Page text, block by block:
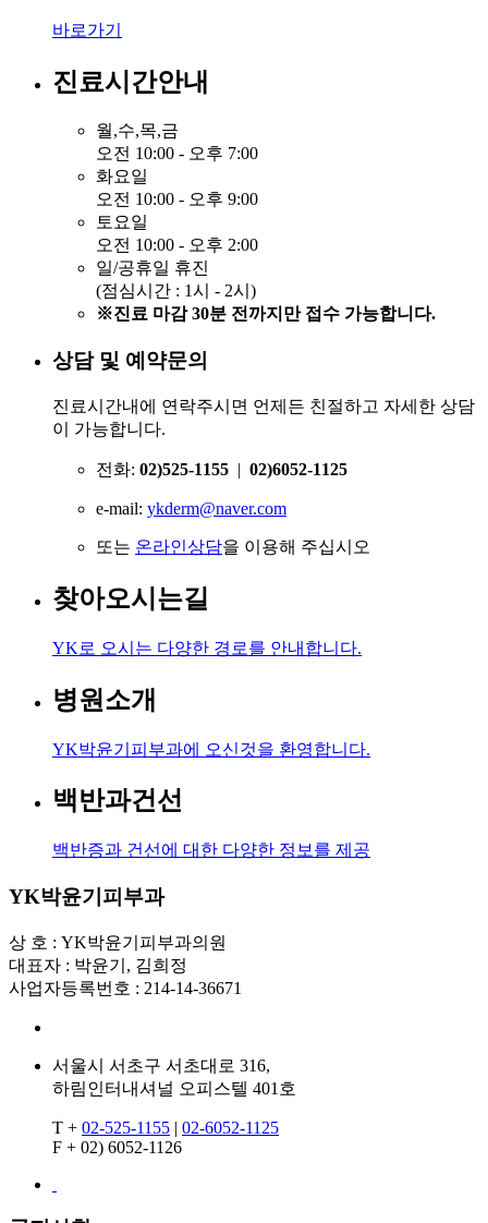
바로가기
진료시간안내
월,수,목,금
오전 10:00 - 오후 7:00
화요일
오전 10:00 - 오후 9:00
토요일
오전 10:00 - 오후 2:00
일/공휴일 휴진
(점심시간 : 1시 - 2시)
※진료 마감 30분 전까지만 접수 가능합니다.
상담 및 예약문의
진료시간내에 연락주시면 언제든 친절하고 자세한 상담
이 가능합니다.
전화: 02)525-1155 | 02)6052-1125
e-mail: ykderm@naver.com
또는 온라인상담을 이용해 주십시오
찾아오시는길
YK로 오시는 다양한 경로를 안내합니다.
병원소개
YK박윤기피부과에 오신것을 환영합니다.
백반과건선
백반증과 건선에 대한 다양한 정보를 제공
YK박윤기피부과
상 호 : YK박윤기피부과의원
대표자 : 박윤기, 김희정
사업자등록번호 : 214-14-36671
서울시 서초구 서초대로 316,
하림인터내셔널 오피스텔 401호
T + 02-525-1155 | 02-6052-1125
F + 02) 6052-1126